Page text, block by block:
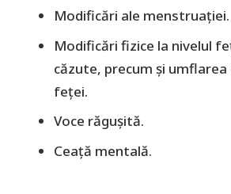
Modificări ale menstruației.
Modificări fizice la nivelul
căzute, precum și umflarea
feței.
Voce răgușită.
Ceață mentală.